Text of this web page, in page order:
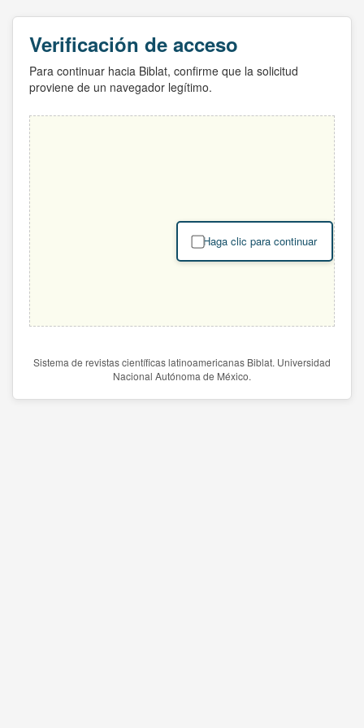
Verificación de acceso
Para continuar hacia Biblat, confirme que la solicitud
proviene de un navegador legítimo.
Haga clic para continuar
Sistema de revistas científicas latinoamericanas Biblat. Universidad
Nacional Autónoma de México.